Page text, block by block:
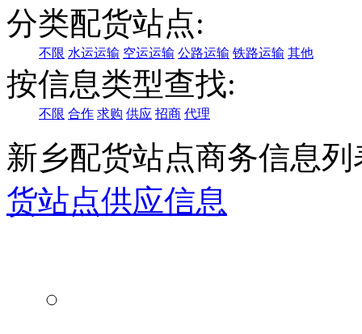
分类配货站点:
不限 水运运输 空运运输 公路运输 铁路运输 其他
按信息类型查找:
不限 合作 求购 供应 招商 代理
新乡配货站点商务信息列
货站点供应信息